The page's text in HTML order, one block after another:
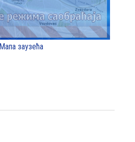
Мапа заузећа